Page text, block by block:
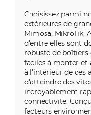
Choisissez parmi
extérieures de
Mimosa, MikroTik,
d'entre elles sont
robuste de boîtiers
faciles à monter et
à l'intérieur de ces
d'atteindre des
incroyablement
connectivité.
facteurs